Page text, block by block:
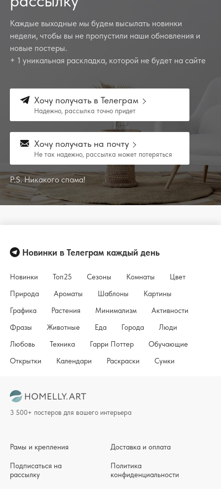
Каждые выходные мы будем высылать новинки
недели, чтобы вы не пропустили наши обновления и
новые постеры.
+ 1 уникальная раскладка, которой не будет на сайте
Хочу получать в Телеграм
Надежно, рассылка точно придет
Хочу получать на почту
Не так надежно, рассылка может потеряться
P.S. Никакого спама!
Новинки в Телеграм каждый день
Новинки Топ25 Сезоны Комнаты
Цвет
Природа
Ароматы Шаблоны
Картины
Графика
Растения Минимализм
Активности
Фразы
Животные Еда Города
Люди
Любовь
Техника Гарри Поттер
Обучающие
Открытки
Календари Раскраски Сумки
Рамы и крепления
Подписаться на
рассылку
Доставка и оплата
Политика
конфиденциальности
3 500+ постеров для вашего интерьера